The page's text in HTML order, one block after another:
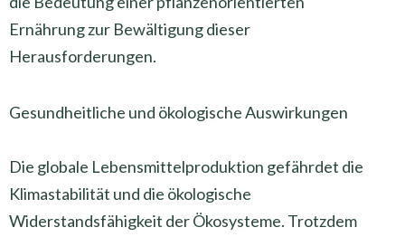
Ernährung zur Bewältigung dieser
Herausforderungen.
Gesundheitliche und ökologische Auswirkungen
Die globale Lebensmittelproduktion gefährdet die
Klimastabilität und die ökologische
Widerstandsfähigkeit der Ökosysteme. Trotzdem